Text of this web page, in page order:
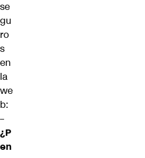
se
gu
ro
s
en
la
we
b:
–
¿P
en